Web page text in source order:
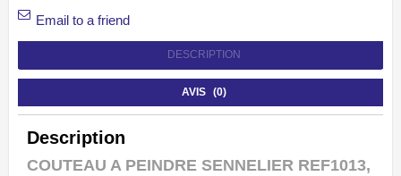
Email to a friend
DESCRIPTION
AVIS (0)
Description
COUTEAU A PEINDRE SENNELIER REF1013,